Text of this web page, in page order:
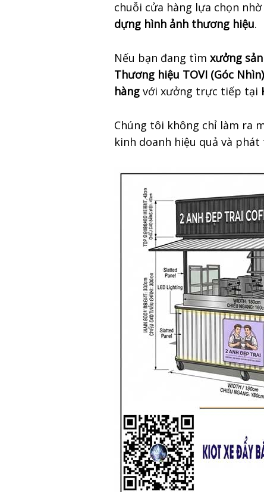
chuỗi cửa hàng lựa chọn
dựng hình ảnh thương hiệu.
Nếu bạn đang tìmxưởng
Thương hiệu TOVI (Góc Nhìn)
hàng với xưởng trực tiếp tại
Chúng tôi không chỉ làm ra
kinh doanh hiệu quả và